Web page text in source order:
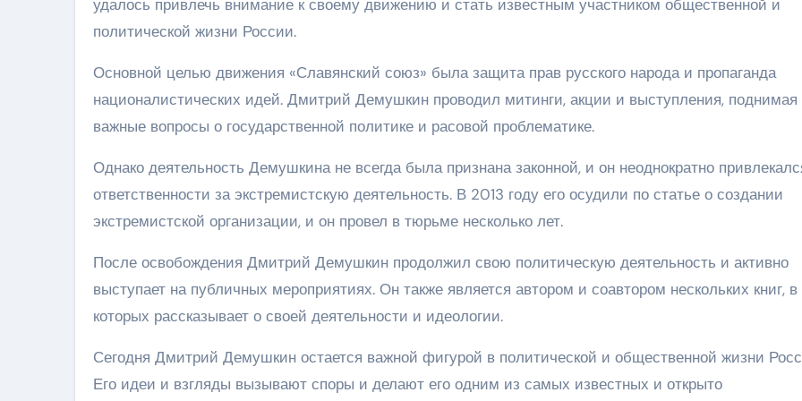
удалось привлечь внимание к своему движению и стать известным участником общественной и
политической жизни России.
Основной целью движения «Славянский союз» была защита прав русского народа и пропаганда
националистических идей. Дмитрий Демушкин проводил митинги, акции и выступления, поднимая
важные вопросы о государственной политике и расовой проблематике.
Однако деятельность Демушкина не всегда была признана законной, и он неоднократно
ответственности за экстремистскую деятельность. В 2013 году его осудили по статье о создании
экстремистской организации, и он провел в тюрьме несколько лет.
После освобождения Дмитрий Демушкин продолжил свою политическую деятельность и активно
выступает на публичных мероприятиях. Он также является автором и соавтором нескольких книг, в
которых рассказывает о своей деятельности и идеологии.
Сегодня Дмитрий Демушкин остается важной фигурой в политической и общественной жизни
Его идеи и взгляды вызывают споры и делают его одним из самых известных и открыто